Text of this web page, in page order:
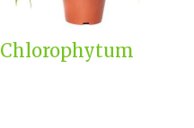
Chlorophytum